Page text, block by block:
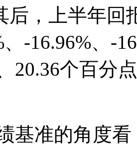
后，上半年回
、-16.96%、-
20.36个百分
基准的角度